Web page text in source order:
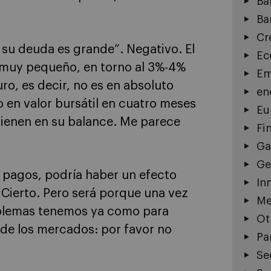
deuda es grande”. Negativo. El
pequeño, en torno al 3%-4%
es decir, no es en absoluto
valor bursátil en cuatro meses
en su balance. Me parece
pagos, podría haber un efecto
Pero será porque una vez
tenemos ya como para
los mercados: por favor no